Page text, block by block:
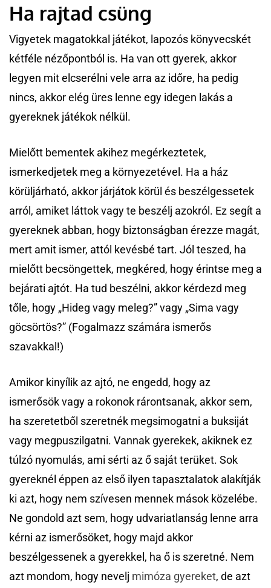
Ha rajtad csüng
Vigyetek magatokkal játékot, lapozós könyvecskét
kétféle nézőpontból is. Ha van ott gyerek, akkor
legyen mit elcserélni vele arra az időre, ha pedig
nincs, akkor elég üres lenne egy idegen lakás a
gyereknek játékok nélkül.
Mielőtt bementek akihez megérkeztetek,
ismerkedjetek meg a környezetével. Ha a ház
körüljárható, akkor járjátok körül és beszélgessetek
arról, amiket láttok vagy te beszélj azokról. Ez segít a
gyereknek abban, hogy biztonságban érezze magát,
mert amit ismer, attól kevésbé tart. Jól teszed, ha
mielőtt becsöngettek, megkéred, hogy érintse meg a
bejárati ajtót. Ha tud beszélni, akkor kérdezd meg
tőle, hogy „Hideg vagy meleg?” vagy „Sima vagy
göcsörtös?” (Fogalmazz számára ismerős
szavakkal!)
Amikor kinyílik az ajtó, ne engedd, hogy az
ismerősök vagy a rokonok rárontsanak, akkor sem,
ha szeretetből szeretnék megsimogatni a buksiját
vagy megpuszilgatni. Vannak gyerekek, akiknek ez
túlzó nyomulás, ami sérti az ő saját terüket. Sok
gyereknél éppen az első ilyen tapasztalatok alakítják
ki azt, hogy nem szívesen mennek mások közelébe.
Ne gondold azt sem, hogy udvariatlanság lenne arra
kérni az ismerősöket, hogy majd akkor
beszélgessenek a gyerekkel, ha ő is szeretné. Nem
azt mondom, hogy nevelj mimóza gyereket, de azt